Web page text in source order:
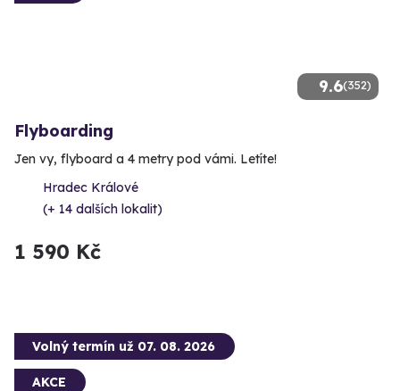
9.6(352)
Flyboarding
Jen vy, flyboard a 4 metry pod vámi. Letíte!
Hradec Králové
(+ 14 dalších lokalit)
1 590 Kč
Volný termín už 07. 08. 2026
AKCE